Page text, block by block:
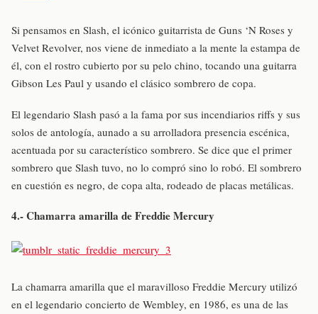
Si pensamos en Slash, el icónico guitarrista de Guns ‘N Roses y
Velvet Revolver, nos viene de inmediato a la mente la estampa de
él, con el rostro cubierto por su pelo chino, tocando una guitarra
Gibson Les Paul y usando el clásico sombrero de copa.
El legendario Slash pasó a la fama por sus incendiarios riffs y sus
solos de antología, aunado a su arrolladora presencia escénica,
acentuada por su característico sombrero. Se dice que el primer
sombrero que Slash tuvo, no lo compró sino lo robó. El sombrero
en cuestión es negro, de copa alta, rodeado de placas metálicas.
4.- Chamarra amarilla de Freddie Mercury
La chamarra amarilla que el maravilloso Freddie Mercury utilizó
en el legendario concierto de Wembley, en 1986, es una de las